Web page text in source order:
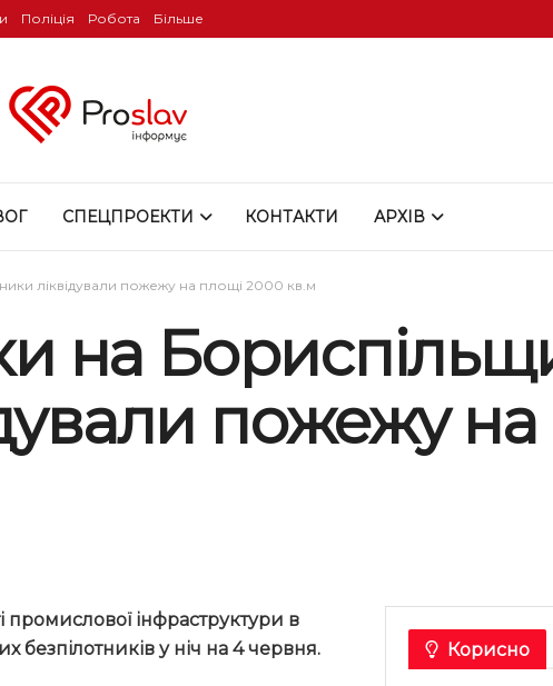
Поліція Робота Більше
СПЕЦПРОЕКТИ КОНТАКТИ АРХІВ
ліквідували пожежу на площі 2000 кв.м
на
пожежу
промислової інфраструктури в
безпілотників у ніч на 4 червня. Корисно